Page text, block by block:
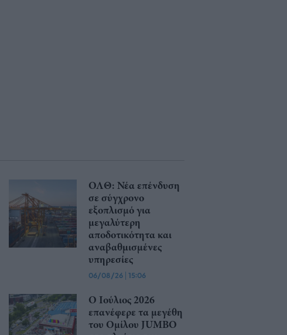
ΟΛΘ: Νέα επένδυση
σε σύγχρονο
εξοπλισμό για
μεγαλύτερη
αποδοτικότητα και
αναβαθμισμένες
υπηρεσίες
06/08/26 | 15:06
O Ιούλιος 2026
επανέφερε τα μεγέθη
του Ομίλου JUMBO